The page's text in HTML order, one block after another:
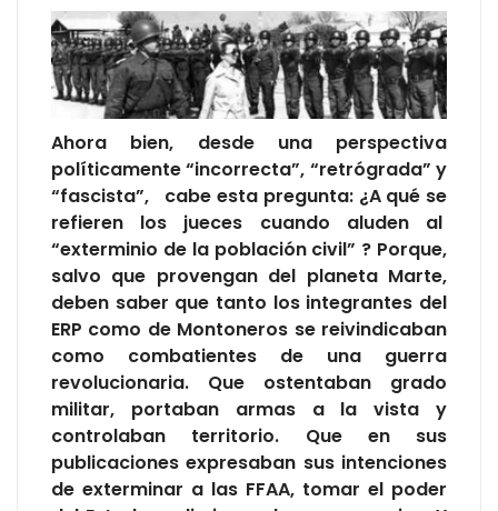
Ahora bien, desde una perspectiva
políticamente “incorrecta”, “retrógrada” y
“fascista”, cabe esta pregunta: ¿A qué se
refieren los jueces cuando aluden al
“exterminio de la población civil” ? Porque,
salvo que provengan del planeta Marte,
deben saber que tanto los integrantes del
ERP como de Montoneros se reivindicaban
como combatientes de una guerra
revolucionaria. Que ostentaban grado
militar, portaban armas a la vista y
controlaban territorio. Que en sus
publicaciones expresaban sus intenciones
de exterminar a las FFAA, tomar el poder